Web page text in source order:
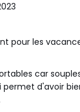
pour les
car
d'avoir